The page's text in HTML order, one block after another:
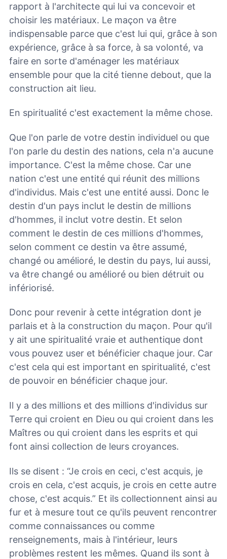
rapport à l'architecte qui lui va concevoir et
choisir les matériaux. Le maçon va être
indispensable parce que c'est lui qui, grâce à son
expérience, grâce à sa force, à sa volonté, va
faire en sorte d'aménager les matériaux
ensemble pour que la cité tienne debout, que la
construction ait lieu.
En spiritualité c'est exactement la même chose.
Que l'on parle de votre destin individuel ou que
l'on parle du destin des nations, cela n'a aucune
importance. C'est la même chose. Car une
nation c'est une entité qui réunit des millions
d'individus. Mais c'est une entité aussi. Donc le
destin d'un pays inclut le destin de millions
d'hommes, il inclut votre destin. Et selon
comment le destin de ces millions d'hommes,
selon comment ce destin va être assumé,
changé ou amélioré, le destin du pays, lui aussi,
va être changé ou amélioré ou bien détruit ou
infériorisé.
Donc pour revenir à cette intégration dont je
parlais et à la construction du maçon. Pour qu'il
y ait une spiritualité vraie et authentique dont
vous pouvez user et bénéficier chaque jour. Car
c'est cela qui est important en spiritualité, c'est
de pouvoir en bénéficier chaque jour.
Il y a des millions et des millions d'individus sur
Terre qui croient en Dieu ou qui croient dans les
Maîtres ou qui croient dans les esprits et qui
font ainsi collection de leurs croyances.
Ils se disent : “Je crois en ceci, c'est acquis, je
crois en cela, c'est acquis, je crois en cette autre
chose, c'est acquis.” Et ils collectionnent ainsi au
fur et à mesure tout ce qu'ils peuvent rencontrer
comme connaissances ou comme
renseignements, mais à l'intérieur, leurs
problèmes restent les mêmes. Quand ils sont à